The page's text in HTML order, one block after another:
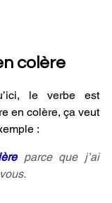
colère
le verbe est
en colère, ça veut
:
parce que j’ai